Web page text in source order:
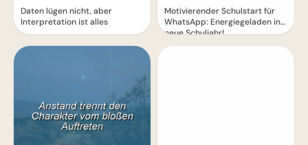
Daten lügen nicht, aber
Interpretation ist alles
Motivierender Schulstart für
WhatsApp: Energiegeladen ins
neue Schuljahr!